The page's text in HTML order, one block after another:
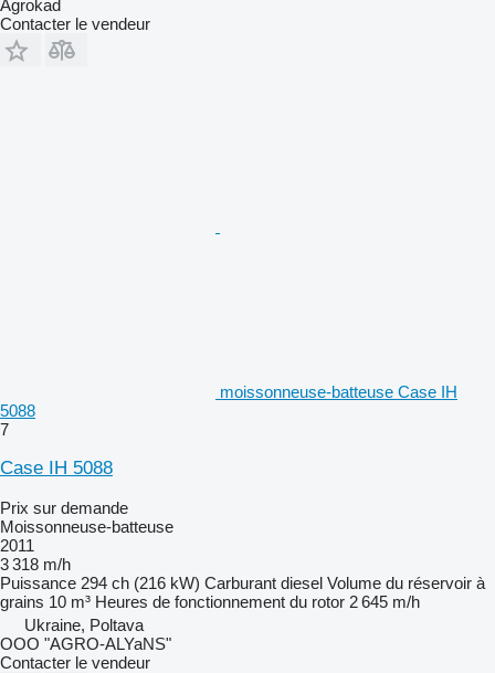
Agrokad
Contacter le vendeur
moissonneuse-batteuse Case IH
5088
7
Case IH 5088
Prix sur demande
Moissonneuse-batteuse
2011
3 318 m/h
Puissance 294 ch (216 kW) Carburant diesel Volume du réservoir à
grains 10 m³ Heures de fonctionnement du rotor 2 645 m/h
Ukraine, Poltava
OOO "AGRO-ALYaNS"
Contacter le vendeur